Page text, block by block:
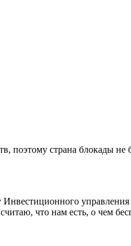
поэтому страна блокады
что нам есть, о чем